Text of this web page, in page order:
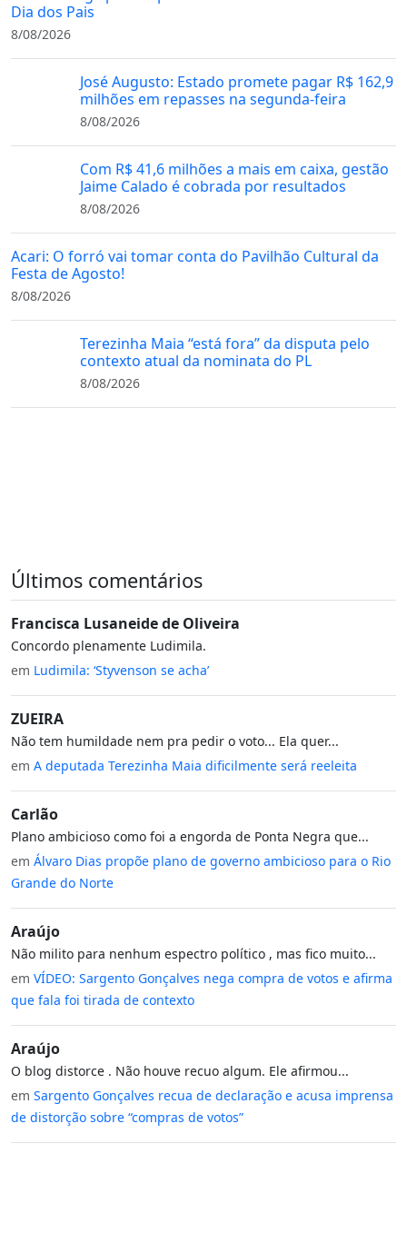
Dia dos Pais
8/08/2026
José Augusto: Estado promete pagar R$ 162,9
milhões em repasses na segunda-feira
8/08/2026
Com R$ 41,6 milhões a mais em caixa, gestão
Jaime Calado é cobrada por resultados
8/08/2026
Acari: O forró vai tomar conta do Pavilhão Cultural da
Festa de Agosto!
8/08/2026
Terezinha Maia “está fora” da disputa pelo
contexto atual da nominata do PL
8/08/2026
Últimos comentários
Francisca Lusaneide de Oliveira
Concordo plenamente Ludimila.
em Ludimila: ‘Styvenson se acha’
ZUEIRA
Não tem humildade nem pra pedir o voto... Ela quer...
em A deputada Terezinha Maia dificilmente será reeleita
Carlão
Plano ambicioso como foi a engorda de Ponta Negra que...
em Álvaro Dias propõe plano de governo ambicioso para o Rio
Grande do Norte
Araújo
Não milito para nenhum espectro político , mas fico muito...
em VÍDEO: Sargento Gonçalves nega compra de votos e afirma
que fala foi tirada de contexto
Araújo
O blog distorce . Não houve recuo algum. Ele afirmou...
em Sargento Gonçalves recua de declaração e acusa imprensa
de distorção sobre “compras de votos”